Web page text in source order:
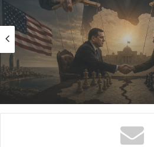
تَسوِيَةٌ للنُخَب أم تَكريسٌ